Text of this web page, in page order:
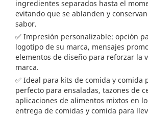
ingredientes separados hasta el
evitando que se ablanden y
sabor.
✅ Impresión personalizable: opción
logotipo de su marca, mensajes
elementos de diseño para reforzar la
marca.
✅ Ideal para kits de comida y comida
perfecto para ensaladas, tazones de
aplicaciones de alimentos mixtos en
entrega de comidas y comida para